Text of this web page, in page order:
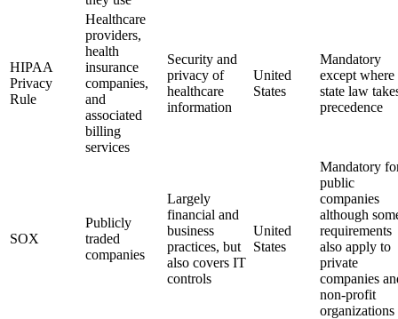
HIPAA
Privacy
Rule
Healthcare
providers,
health
insurance
companies,
and
associated
billing
services
Security and
privacy of
healthcare
information
United
States
Mandatory
except where
state law
precedence
SOX
Publicly
traded
companies
Largely
financial and
business
practices, but
also covers IT
controls
United
States
Mandatory
public
companies
although
requirements
also apply to
private
companies
non-profit
organizations